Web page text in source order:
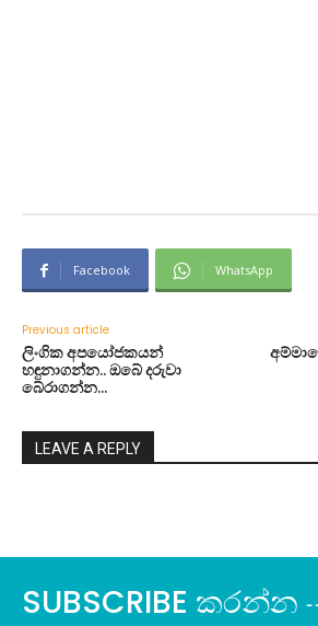
Facebook WhatsApp
Previous article
ලිංගික අපයෝජකයන්
හඳුනාගන්න.. ඔබේ දරුවා
බේරාගන්න…
LEAVE A REPLY
SUBSCRIBE කරන්න